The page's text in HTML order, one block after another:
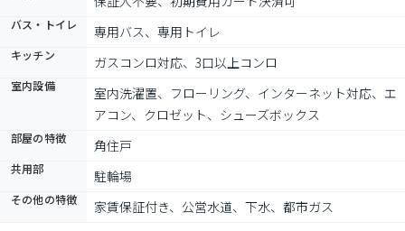
バス・トイレ 専用バス、専用トイレ
キッチン ガスコンロ対応、3口以上コンロ
室内設備
室内洗濯置、フローリング、インターネット対応、エ
アコン、クロゼット、シューズボックス
部屋の特徴 角住戸
共用部 駐輪場
その他の特徴 家賃保証付き、公営水道、下水、都市ガス